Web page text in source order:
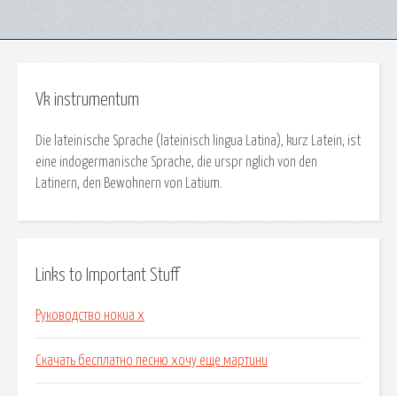
Vk instrumentum
Die lateinische Sprache (lateinisch lingua Latina), kurz Latein, ist
eine indogermanische Sprache, die urspr nglich von den
Latinern, den Bewohnern von Latium.
Links to Important Stuff
Руководство нокиа х
Скачать бесплатно песню хочу еще мартини